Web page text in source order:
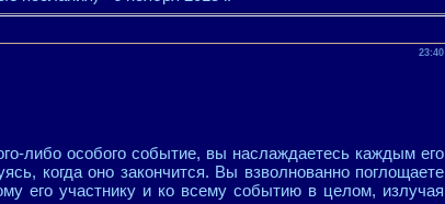
23:40
либо особого событие, вы наслаждаетесь каждым его
когда оно закончится. Вы взволнованно поглощаете
его участнику и ко всему событию в целом, излучая